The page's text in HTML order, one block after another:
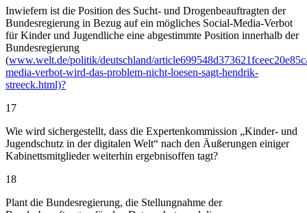
Inwiefern ist die Position des Sucht- und Drogenbeauftragten der
Bundesregierung in Bezug auf ein mögliches Social-Media-Verbot
für Kinder und Jugendliche eine abgestimmte Position innerhalb der
Bundesregierung
(www.welt.de/politik/deutschland/
media-verbot-wird-das-problem-nicht-loesen-sagt-hendrik-
streeck.html)?
17
Wie wird sichergestellt, dass die Expertenkommission „Kinder- und
Jugendschutz in der digitalen Welt“ nach den Äußerungen einiger
Kabinettsmitglieder weiterhin ergebnisoffen tagt?
18
Plant die Bundesregierung, die Stellungnahme der